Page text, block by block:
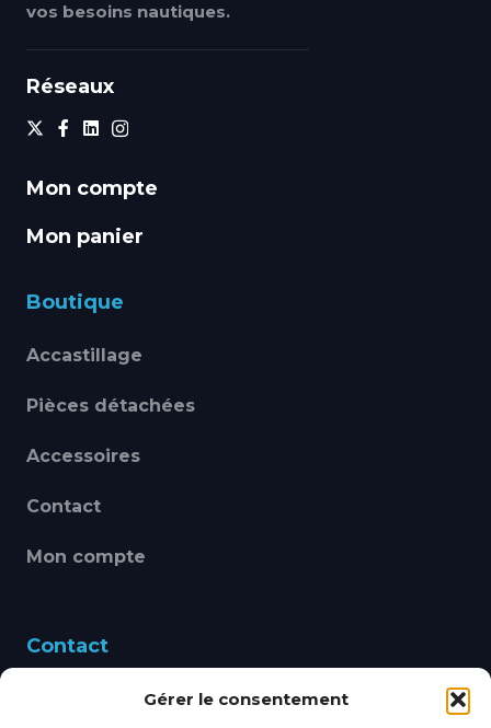
Gérer le consentement
vos besoins nautiques.
Réseaux
Mon compte
Mon panier
Boutique
Accastillage
Pièces détachées
Accessoires
Contact
Mon compte
Contact
460 Avenue Alain Le